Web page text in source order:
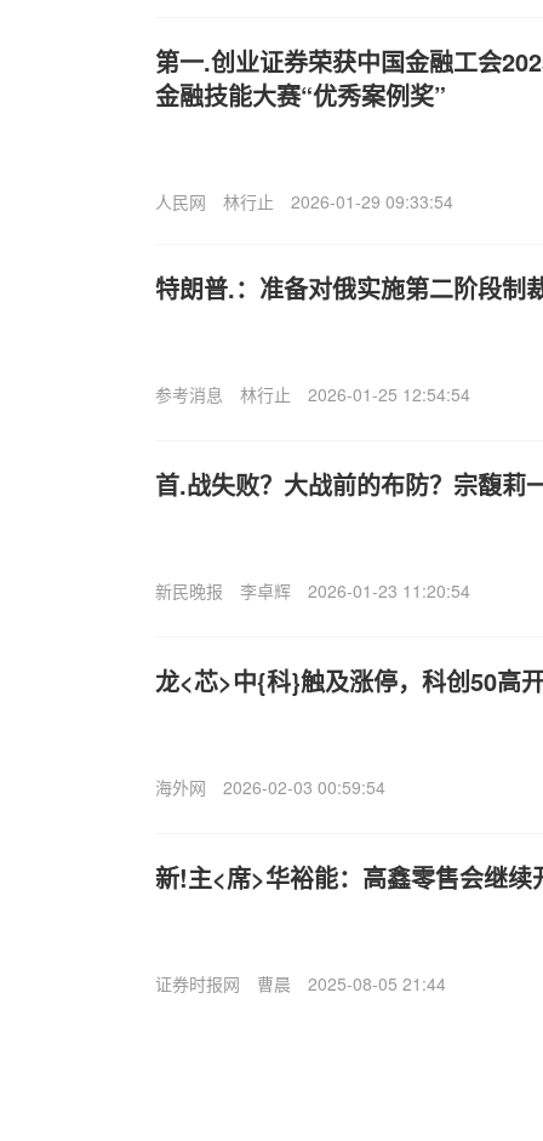
第一.创业证券荣获中国金融工会
金融技能大赛“优秀案例奖”
人民网 林行止 2026-01-29 09:33:54
特朗普.：准备对俄实施第二阶段制
参考消息 林行止 2026-01-25 12:54:54
首.战失败？大战前的布防？宗馥莉
新民晚报 李卓辉 2026-01-23 11:20:54
龙<芯>中{科}触及涨停，科创50高
海外网 2026-02-03 00:59:54
新!主<席>华裕能：高鑫零售会继续
证券时报网 曹晨 2025-08-05 21:44